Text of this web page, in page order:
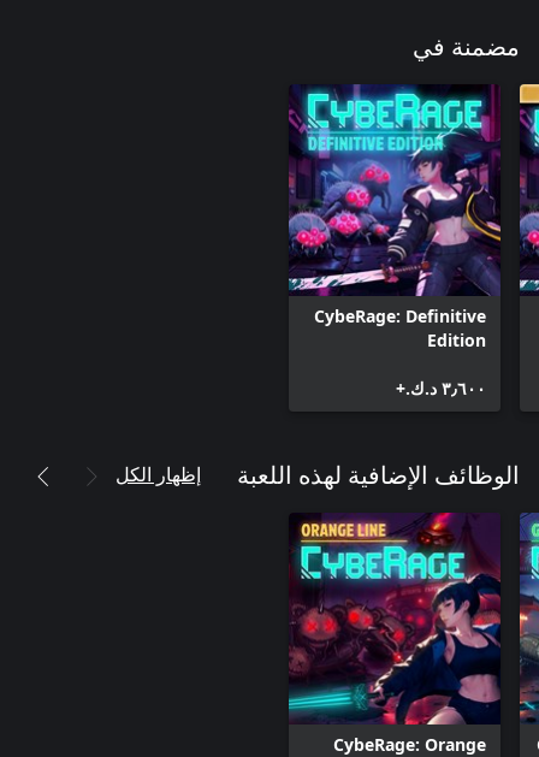
مضمنة في
CybeRage: Definitive
Edition
٣٫٦٠٠ د.ك.‏+
الوظائف الإضافية لهذه اللعبة إظهار الكل
CybeRage: Orange